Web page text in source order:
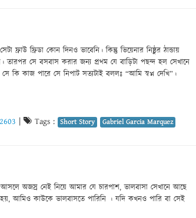
ফ্রাউ ফ্রিডা কোন দিনও ভাবেনি। কিন্তু ভিয়েনার নিষ্ঠুর ঠান্ডায়
সে বসবাস করার জন্য প্রথম যে বাড়িটা পছন্দ হল সেখানে
কি কাজ পারে সে নিপাট সত্যটাই বললঃ “আমি স্বপ্ন দেখি”।
2603 | Tags : Short Story Gabriel Garcia Marquez
অজস্র নেই নিয়ে আমার যে চারপাশ, ভালবাসা সেখানে আছে
আমিও কাউকে ভালবাসতে পারিনি । যদি কখনও পারি বা সেই